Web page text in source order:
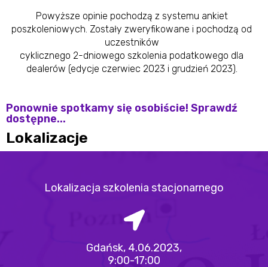
Powyższe opinie pochodzą z systemu ankiet
poszkoleniowych. Zostały zweryfikowane i pochodzą od
uczestników
cyklicznego 2-dniowego szkolenia podatkowego dla
dealerów (edycje czerwiec 2023 i grudzień 2023).
Ponownie spotkamy się osobiście! Sprawdź
dostępne...
Lokalizacje
Lokalizacja szkolenia stacjonarnego
Gdańsk, 4.06.2023,
9:00-17:00